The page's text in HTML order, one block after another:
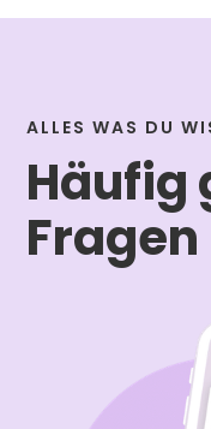
ALLES WAS DU
Häufig
Fragen